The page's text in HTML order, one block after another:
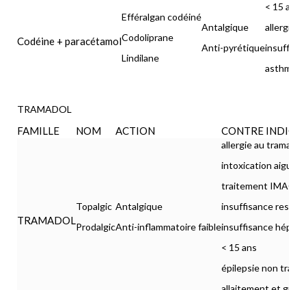
Codéine + paracétamol
Efféralgan codéiné
Codoliprane
Lindilane
Antalgique
Anti-pyrétique
< 15 ans
allergie
asthme
TRAMADOL
FAMILLE NOM ACTION CONTRE
TRAMADOL
Topalgic
Prodalgic
Antalgique
Anti-inflammatoire faible
allergie au
intoxication aiguë
traitement IMAO
insuffisance
insuffisance
< 15 ans
épilepsie non